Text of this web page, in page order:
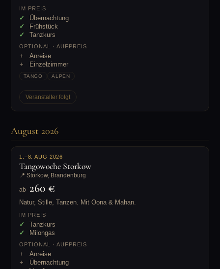
IM PREIS
Übernachtung
Frühstück
Tanzkurs
OPTIONAL · AUFPREIS
Anreise
Einzelzimmer
TANGO ALPEN
Veranstalter folgt
August 2026
1.–8. AUG 2026
Tangowoche Storkow
📍 Storkow, Brandenburg
ab 260 €
Natur, Stille, Tanzen. Mit Oona & Mahan.
IM PREIS
Tanzkurs
Milongas
OPTIONAL · AUFPREIS
Anreise
Übernachtung